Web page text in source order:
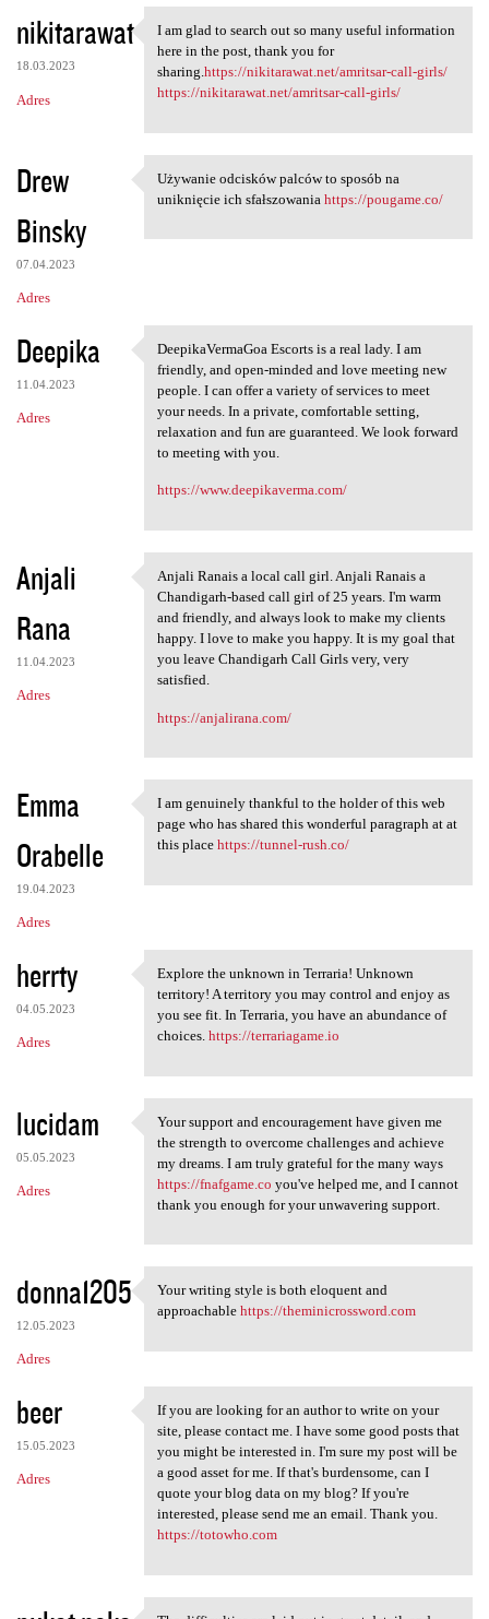
nikitarawat
18.03.2023
Adres
I am glad to search out so
I am glad to search out so many useful information
here in the post, thank you for
sharing.https://nikitarawat.net/amritsar-call-girls/
https://nikitarawat.net/amritsar-call-girls/
Drew
Binsky
07.04.2023
Adres
Używanie odcisków palców to
Używanie odcisków palców to sposób na
uniknięcie ich sfałszowania https://pougame.co/
Deepika
11.04.2023
Adres
DeepikaVermaGoa Escorts is a
DeepikaVermaGoa Escorts is a real lady. I am
friendly, and open-minded and love meeting new
people. I can offer a variety of services to meet
your needs. In a private, comfortable setting,
relaxation and fun are guaranteed. We look forward
to meeting with you.
https://www.deepikaverma.com/
Anjali
Rana
11.04.2023
Adres
Anjali Ranais a local call
Anjali Ranais a local call girl. Anjali Ranais a
Chandigarh-based call girl of 25 years. I'm warm
and friendly, and always look to make my clients
happy. I love to make you happy. It is my goal that
you leave Chandigarh Call Girls very, very
satisfied.
https://anjalirana.com/
Emma
Orabelle
19.04.2023
Adres
I am genuinely thankful to
I am genuinely thankful to the holder of this web
page who has shared this wonderful paragraph at at
this place https://tunnel-rush.co/
herrty
04.05.2023
Adres
Explore the unknown in
Explore the unknown in Terraria! Unknown
territory! A territory you may control and enjoy as
you see fit. In Terraria, you have an abundance of
choices. https://terrariagame.io
lucidam
05.05.2023
Adres
Your support and
Your support and encouragement have given me
the strength to overcome challenges and achieve
my dreams. I am truly grateful for the many ways
https://fnafgame.co you've helped me, and I cannot
thank you enough for your unwavering support.
donna1205
12.05.2023
Adres
Your writing style is both
Your writing style is both eloquent and
approachable https://theminicrossword.com
beer
15.05.2023
Adres
If you are looking for an
If you are looking for an author to write on your
site, please contact me. I have some good posts that
you might be interested in. I'm sure my post will be
a good asset for me. If that's burdensome, can I
quote your blog data on my blog? If you're
interested, please send me an email. Thank you.
https://totowho.com